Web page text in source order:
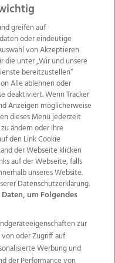
Kontakt
Jobs
AGB Anzeigekunden
Politische Werbung
Wimmer
Ischler Woche
greifen auf
oder eindeutige
von Akzeptieren
die unter „Wir und unsere
bereitzustellen“
Alle ablehnen oder
deaktiviert. Wenn Tracker
Anzeigen möglicherweise
dieses Menü jederzeit
ändern oder Ihre
den Link Cookie
der Webseite klicken
auf der Webseite, falls
unseres Website.
Datenschutzerklärung.
um Folgendes
zur
oder Zugriff auf
Werbung und